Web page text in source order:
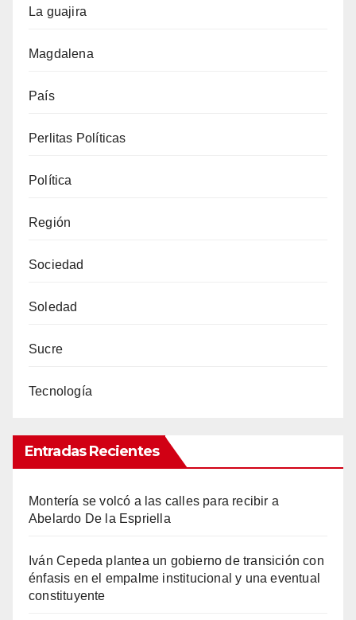
La guajira
Magdalena
País
Perlitas Políticas
Política
Región
Sociedad
Soledad
Sucre
Tecnología
Entradas Recientes
Montería se volcó a las calles para recibir a
Abelardo De la Espriella
Iván Cepeda plantea un gobierno de transición con
énfasis en el empalme institucional y una eventual
constituyente